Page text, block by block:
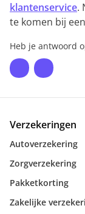
klantenservice.
te komen bij
Heb je antwoord
Verzekeringen
Autoverzekering
Zorgverzekering
Pakketkorting
Zakelijke